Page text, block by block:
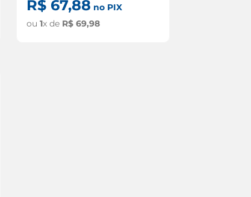
R$ 67,88 no PIX
ou 1x de R$ 69,98